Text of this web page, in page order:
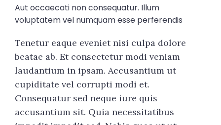
Aut occaecati non consequatur. Illum
voluptatem vel numquam esse perferendis
Tenetur eaque eveniet nisi culpa dolore
beatae ab. Et consectetur modi veniam
laudantium in ipsam. Accusantium ut
cupiditate vel corrupti modi et.
Consequatur sed neque iure quis
accusantium sit. Quia necessitatibus